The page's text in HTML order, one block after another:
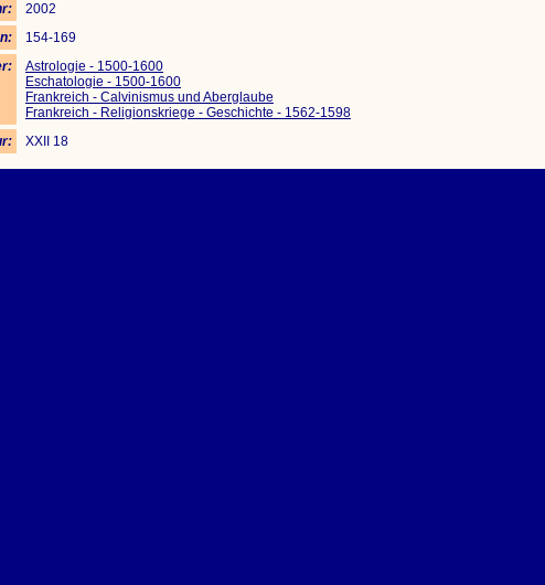
2002
154-169
Astrologie - 1500-1600
Eschatologie - 1500-1600
Frankreich - Calvinismus und Aberglaube
Frankreich - Religionskriege - Geschichte - 1562-1598
XXII 18